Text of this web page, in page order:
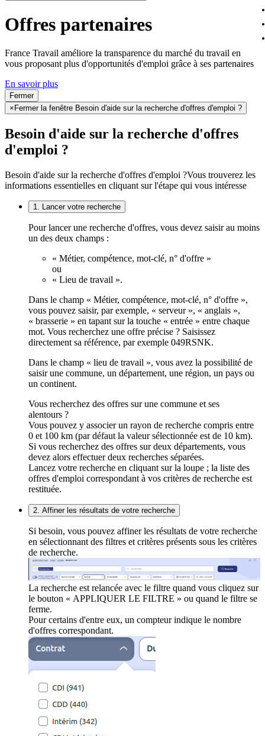
Offres partenaires
France Travail améliore la transparence du marché du travail en
vous proposant plus d'opportunités d'emploi grâce à ses partenaires
En savoir plus
Fermer
× Fermer la fenêtre Besoin d'aide sur la recherche d'offres d'emploi ?
Besoin d'aide sur la recherche d'offres
d'emploi ?
Besoin d'aide sur la recherche d'offres d'emploi ?Vous trouverez les
informations essentielles en cliquant sur l'étape qui vous intéresse
1. Lancer votre recherche
Pour lancer une recherche d'offres, vous devez saisir au moins
un des deux champs :
« Métier, compétence, mot-clé, n° d'offre »
ou
« Lieu de travail ».
Dans le champ « Métier, compétence, mot-clé, n° d'offre »,
vous pouvez saisir, par exemple, « serveur », « anglais »,
« brasserie » en tapant sur la touche « entrée » entre chaque
mot. Vous recherchez une offre précise ? Saisissez
directement sa référence, par exemple 049RSNK.
Dans le champ « lieu de travail », vous avez la possibilité de
saisir une commune, un département, une région, un pays ou
un continent.
Vous recherchez des offres sur une commune et ses
alentours ?
Vous pouvez y associer un rayon de recherche compris entre
0 et 100 km (par défaut la valeur sélectionnée est de 10 km).
Si vous recherchez des offres sur deux départements, vous
devez alors effectuer deux recherches séparées.
Lancez votre recherche en cliquant sur la loupe ; la liste des
offres d'emploi correspondant à vos critères de recherche est
restituée.
2. Affiner les résultats de votre recherche
Si besoin, vous pouvez affiner les résultats de votre recherche
en sélectionnant des filtres et critères présents sous les critères
de recherche.
La recherche est relancée avec le filtre quand vous cliquez sur
le bouton « APPLIQUER LE FILTRE » ou quand le filtre se
ferme.
Pour certains d'entre eux, un compteur indique le nombre
d'offres correspondant.